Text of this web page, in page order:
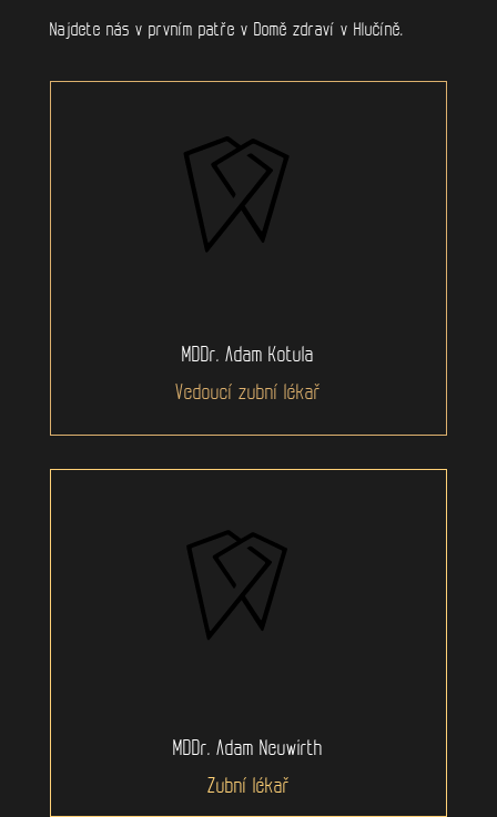
Najdete nás v prvním patře v Domě zdraví v Hlučíně.
MDDr. Adam Kotula
Vedoucí zubní lékař
MDDr. Adam Neuwirth
Zubní lékař